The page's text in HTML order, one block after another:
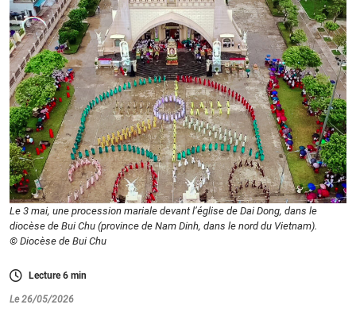
Le 3 mai, une procession mariale devant l’église de Dai Dong, dans le
diocèse de Bui Chu (province de Nam Dinh, dans le nord du Vietnam).
© Diocèse de Bui Chu
Lecture6 min
Le 26/05/2026